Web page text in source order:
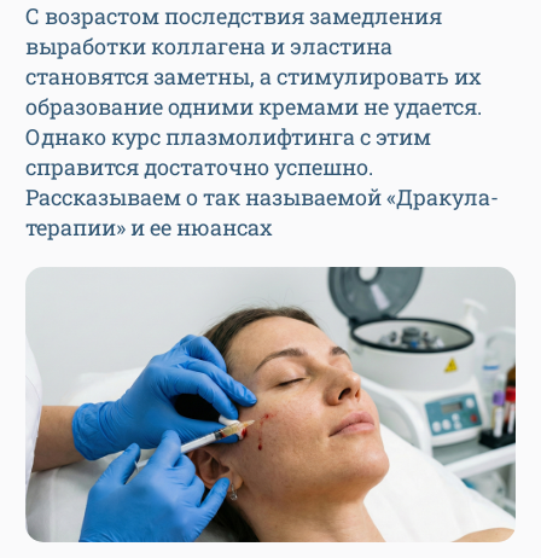
С возрастом последствия замедления
выработки коллагена и эластина
становятся заметны, а стимулировать их
образование одними кремами не удается.
Однако курс плазмолифтинга с этим
справится достаточно успешно.
Рассказываем о так называемой «Дракула-
терапии» и ее нюансах